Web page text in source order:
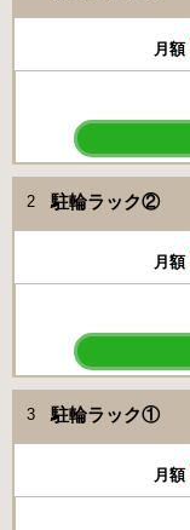
月額
2 駐輪ラック②
月額
3 駐輪ラック①
月額